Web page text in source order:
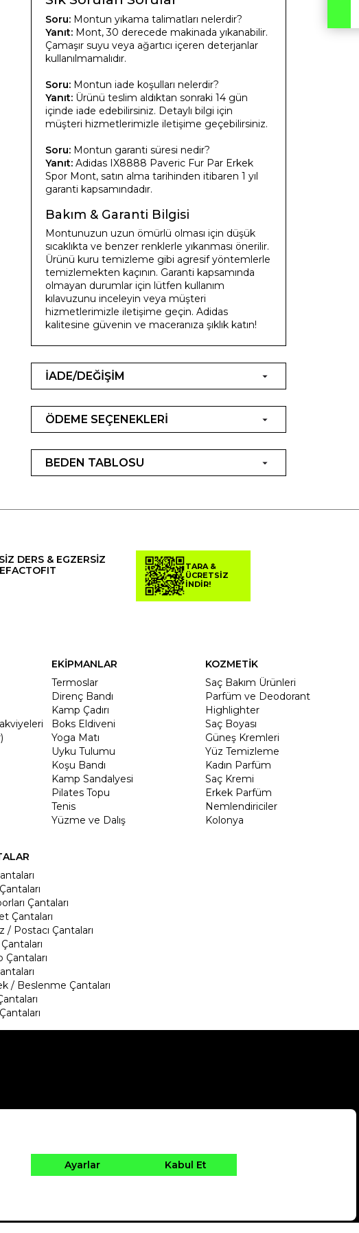
Soru: Montun yıkama talimatları nelerdir?
Yanıt: Mont, 30 derecede makinada yıkanabilir.
Çamaşır suyu veya ağartıcı içeren deterjanlar
kullanılmamalıdır.
Soru: Montun iade koşulları nelerdir?
Yanıt: Ürünü teslim aldıktan sonraki 14 gün
içinde iade edebilirsiniz. Detaylı bilgi için
müşteri hizmetlerimizle iletişime geçebilirsiniz.
Soru: Montun garanti süresi nedir?
Yanıt: Adidas IX8888 Paveric Fur Par Erkek
Spor Mont, satın alma tarihinden itibaren 1 yıl
garanti kapsamındadır.
Bakım & Garanti Bilgisi
Montunuzun uzun ömürlü olması için düşük
sıcaklıkta ve benzer renklerle yıkanması önerilir.
Ürünü kuru temizleme gibi agresif yöntemlerle
temizlemekten kaçının. Garanti kapsamında
olmayan durumlar için lütfen kullanım
kılavuzunu inceleyin veya müşteri
hizmetlerimizle iletişime geçin. Adidas
kalitesine güvenin ve maceranıza şıklık katın!
İADE/DEĞİŞİM
ÖDEME SEÇENEKLERİ
BEDEN TABLOSU
DERS & EGZERSİZ
TARA &
ÜCRETSİZ
İNDİR!
EKİPMANLAR
Termoslar
Direnç Bandı
Kamp Çadırı
Boks Eldiveni
Yoga Matı
Uyku Tulumu
Koşu Bandı
Kamp Sandalyesi
Pilates Topu
Tenis
Yüzme ve Dalış
KOZMETİK
Saç Bakım Ürünleri
Parfüm ve Deodorant
Highlighter
Saç Boyası
Güneş Kremleri
Yüz Temizleme
Kadın Parfüm
Saç Kremi
Erkek Parfüm
Nemlendiriciler
Kolonya
Çantaları
Çantaları
/ Postacı Çantaları
Çantaları
/ Beslenme Çantaları